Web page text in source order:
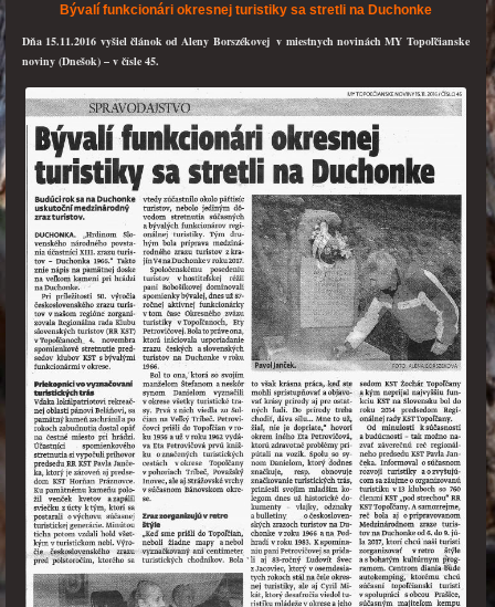
Bývalí funkcionári okresnej turistiky sa stretli na Duchonke
Dňa 15.11.2016 vyšiel článok od Aleny Borszékovej v miestnych novinách MY Topoľčianske
noviny (Dnešok) – v čísle 45.